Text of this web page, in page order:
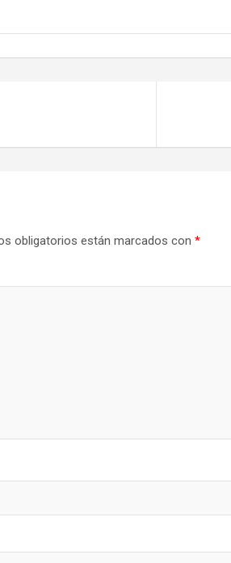
obligatorios están marcados con *